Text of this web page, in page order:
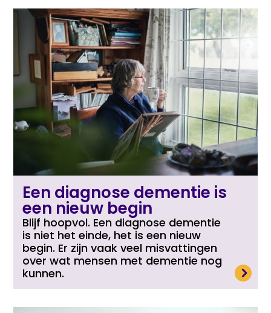
Een diagnose dementie is
een nieuw begin
Blijf hoopvol. Een diagnose dementie
is niet het einde, het is een nieuw
begin. Er zijn vaak veel misvattingen
over wat mensen met dementie nog
kunnen.
Lees meer